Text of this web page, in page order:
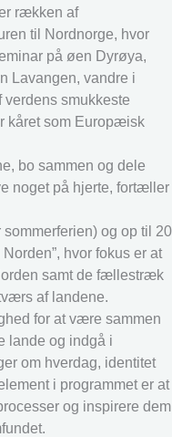
rækken af
til Nordnorge, hvor
på øen Dyrøya,
Lavangen, vandre i
smukkeste
kåret som Europæisk
bo sammen og dele
noget på hjerte, fortæller
sommerferien) og op til 20
hvor fokus er at
samt de fællestræk
af landene.
for at være sammen
lande og indgå i
om hverdag, identitet
i programmet er at
og inspirere dem